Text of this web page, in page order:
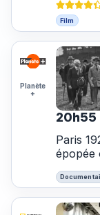
Film
Planète
+
20h55
Paris
épopée